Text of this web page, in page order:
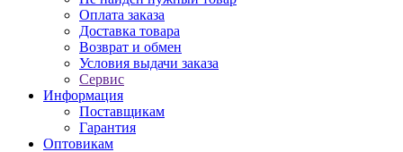
Оплата заказа
Доставка товара
Возврат и обмен
Условия выдачи заказа
Сервис
Информация
Поставщикам
Гарантия
Оптовикам